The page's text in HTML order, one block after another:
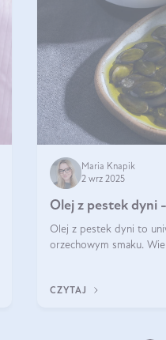
Maria Knapik
2 wrz 2025
Olej z pestek dyni
Olej z pestek dyni to
orzechowym smaku.
CZYTAJ